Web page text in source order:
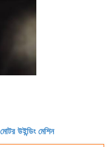
মোটর উইন্ডিং মেশিন